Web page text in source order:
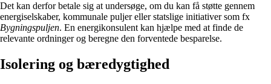
Det kan derfor betale sig at undersøge, om du kan få støtte gennem
energiselskaber, kommunale puljer eller statslige initiativer som fx
Bygningspuljen. En energikonsulent kan hjælpe med at finde de
relevante ordninger og beregne den forventede besparelse.
Isolering og bæredygtighed